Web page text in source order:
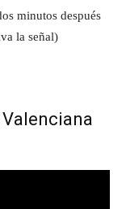
minutos después
la señal)